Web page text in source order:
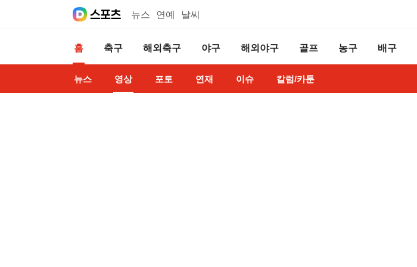
뉴스 연예 날씨
홈 축구 해외축구 야구 해외야구 골프 농구 배구
뉴스 영상 포토 연재 이슈 칼럼/카툰